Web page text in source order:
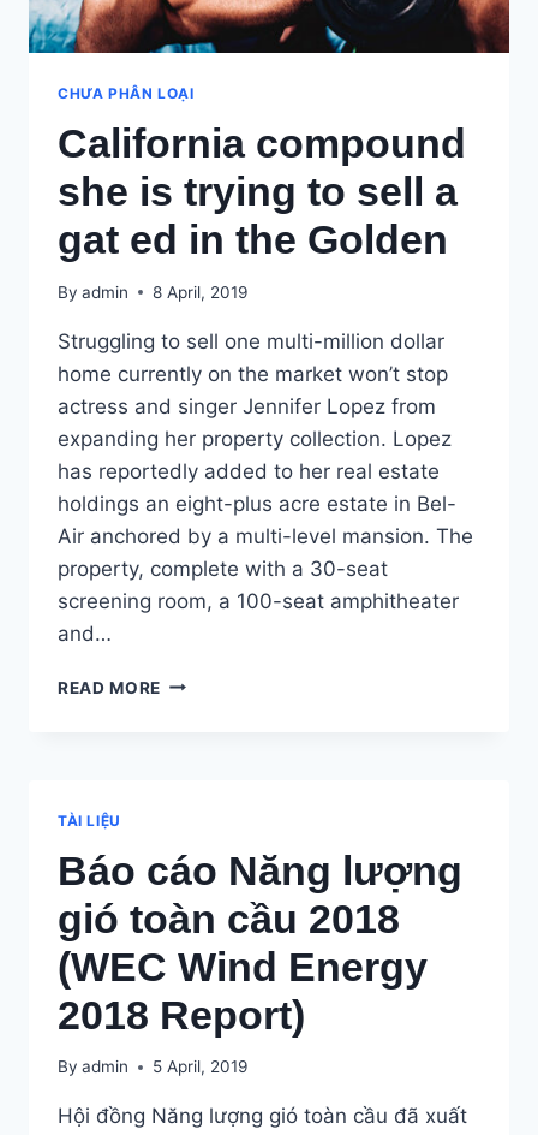
CHƯA PHÂN LOẠI
California compound
she is trying to sell a
gat ed in the Golden
By admin 8 April, 2019
Struggling to sell one multi-million dollar
home currently on the market won’t stop
actress and singer Jennifer Lopez from
expanding her property collection. Lopez
has reportedly added to her real estate
holdings an eight-plus acre estate in Bel-
Air anchored by a multi-level mansion. The
property, complete with a 30-seat
screening room, a 100-seat amphitheater
and…
READ MORE CALIFORNIA
GAT
ED
IN
THE
GOLDEN
TÀI LIỆU
Báo cáo Năng lượng
gió toàn cầu 2018
(WEC Wind Energy
2018 Report)
By admin 5 April, 2019
Hội đồng Năng lượng gió toàn cầu đã xuất